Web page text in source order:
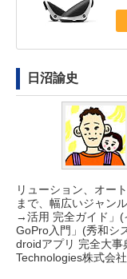
日沼諭史
リューション、オー
まで、幅広いジャン
→活用 完全ガイド」(
GoPro入門」(秀和シ
droidアプリ 完全大
Technologies株式会社